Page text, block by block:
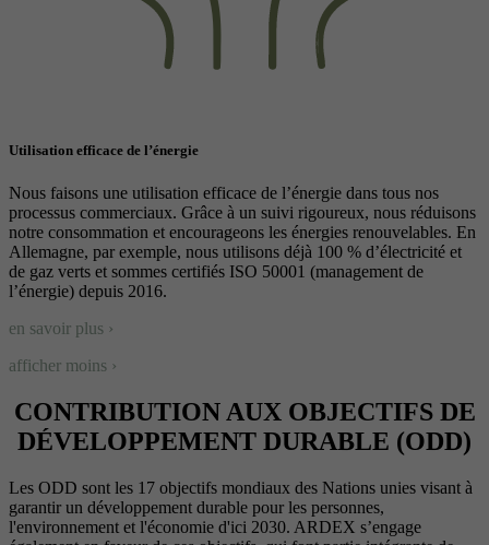
Utilisation efficace de l’énergie
Nous faisons une utilisation efficace de l’énergie dans tous nos
processus commerciaux. Grâce à un suivi rigoureux, nous réduisons
notre consommation et encourageons les énergies renouvelables. En
Allemagne, par exemple, nous utilisons déjà 100 % d’électricité et
de gaz verts et sommes certifiés ISO 50001 (management de
l’énergie) depuis 2016.
en savoir plus ›
afficher moins ›
CONTRIBUTION AUX OBJECTIFS DE
DÉVELOPPEMENT DURABLE (ODD)
Les ODD sont les 17 objectifs mondiaux des Nations unies visant à
garantir un développement durable pour les personnes,
l'environnement et l'économie d'ici 2030. ARDEX s’engage